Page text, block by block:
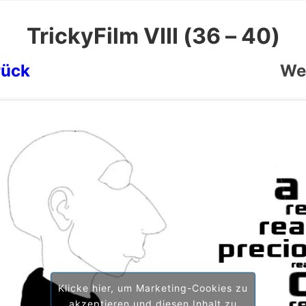
TrickyFilm VIII (36 – 40)
Klicke hier, um Marketing-Cookies zu
akzeptieren und diesen Inhalt zu